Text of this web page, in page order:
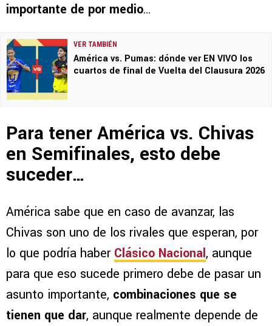
importante de por medio…
VER TAMBIÉN
América vs. Pumas: dónde ver EN VIVO los
cuartos de final de Vuelta del Clausura 2026
Para tener América vs. Chivas
en Semifinales, esto debe
suceder…
América sabe que en caso de avanzar, las
Chivas son uno de los rivales que esperan, por
lo que podría haber Clásico Nacional, aunque
para que eso sucede primero debe de pasar un
asunto importante, combinaciones que se
tienen que dar, aunque realmente depende de